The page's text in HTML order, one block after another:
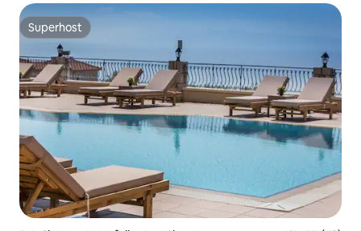
Superhost
Superhost